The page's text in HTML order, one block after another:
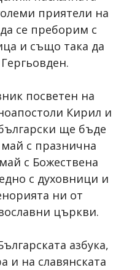
приятели на
се преборим с
и също така да
посветен на
Кирил и
ще бъде
с празнична
с Божествена
с духовници и
ни от
църкви.
азбука,
и на славянската